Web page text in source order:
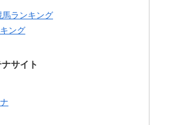
ランキング
ング
サイト